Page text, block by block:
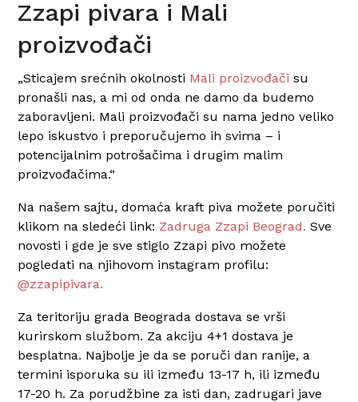
Zzapi pivara i Mali
proizvođači
„Sticajem srećnih okolnosti Mali proizvođači su
pronašli nas, a mi od onda ne damo da budemo
zaboravljeni. Mali proizvođači su nama jedno veliko
lepo iskustvo i preporučujemo ih svima – i
potencijalnim potrošačima i drugim malim
proizvođačima.“
Na našem sajtu, domaća kraft piva možete poručiti
klikom na sledeći link: Zadruga Zzapi Beograd.Sve
novosti i gde je sve stiglo Zzapi pivo možete
pogledati na njihovom instagram profilu:
@zzapipivara.
Za teritoriju grada Beograda dostava se vrši
kurirskom službom. Za akciju 4+1 dostava je
besplatna. Najbolje je da se poruči dan ranije, a
termini isporuka su ili između 13-17 h, ili između
17-20 h. Za porudžbine za isti dan, zadrugari jave